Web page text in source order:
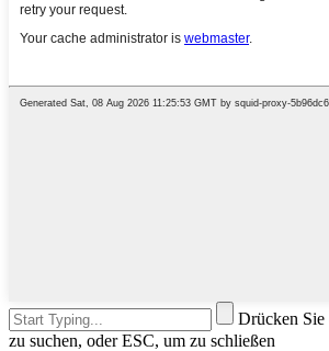
Drücken Sie
zu suchen, oder ESC, um zu schließen